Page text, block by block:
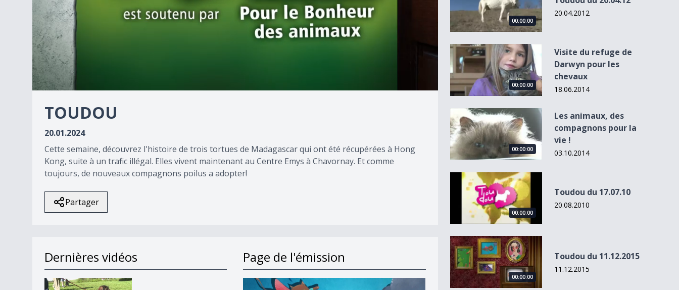
90%
TOUDOU
20.01.2024
Cette semaine, découvrez l'histoire de trois tortues de Madagascar qui ont été récupérées à Hong
Kong, suite à un trafic illégal. Elles vivent maintenant au Centre Emys à Chavornay. Et comme
toujours, de nouveaux compagnons poilus a adopter!
Partager
Dernières vidéos
Toudou
Page de l'émission
00:00:00
20.04.2012
Visite du refuge de Darwyn pour les chevaux
00:00:00
Visite du refuge de
Darwyn pour les
chevaux
18.06.2014
Les animaux, des compagnons pour la vie !
00:00:00
Les animaux, des
compagnons pour la
vie !
03.10.2014
Toudou du 17.07.10
00:00:00
Toudou du 17.07.10
20.08.2010
Toudou du 11.12.2015
00:00:00
Toudou du 11.12.2015
11.12.2015